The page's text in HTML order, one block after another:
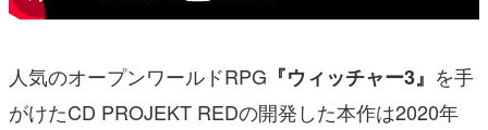
人気のオープンワールドRPG 『ウィッチャー3』 を手
がけたCD PROJEKT REDの開発した本作は2020年